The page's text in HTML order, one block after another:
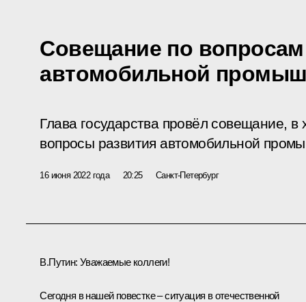
Совещание по вопросам
автомобильной
Глава государства провёл совещание, в
вопросы развития автомобильной
16 июня 2022 года 20:25 Санкт-Петербург
В.Путин: Уважаемые коллеги!
Сегодня в нашей повестке – ситуация в отечественной